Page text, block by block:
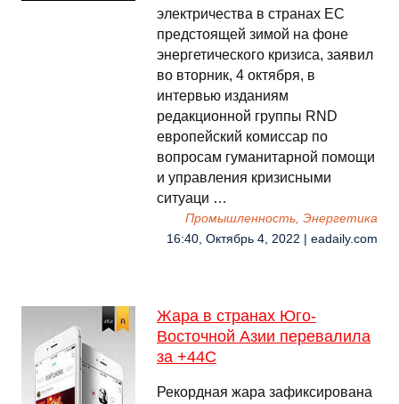
электричества в странах ЕС
предстоящей зимой на фоне
энергетического кризиса, заявил
во вторник, 4 октября, в
интервью изданиям
редакционной группы RND
европейский комиссар по
вопросам гуманитарной помощи
и управления кризисными
ситуаци …
Промышленность, Энергетика
16:40, Октябрь 4, 2022 | eadaily.com
Жара в странах Юго-
Восточной Азии перевалила
за +44С
Рекордная жара зафиксирована